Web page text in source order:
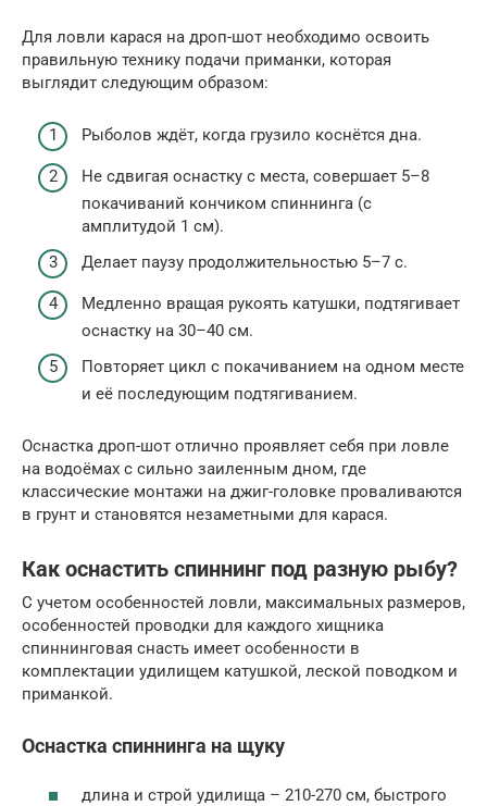
Для ловли карася на дроп-шот необходимо освоить
правильную технику подачи приманки, которая
выглядит следующим образом:
Рыболов ждёт, когда грузило коснётся дна.
Не сдвигая оснастку с места, совершает 5–8
покачиваний кончиком спиннинга (с
амплитудой 1 см).
Делает паузу продолжительностью 5–7 с.
Медленно вращая рукоять катушки, подтягивает
оснастку на 30–40 см.
Повторяет цикл с покачиванием на одном месте
и её последующим подтягиванием.
Оснастка дроп-шот отлично проявляет себя при ловле
на водоёмах с сильно заиленным дном, где
классические монтажи на джиг-головке проваливаются
в грунт и становятся незаметными для карася.
Как оснастить спиннинг под разную рыбу?
С учетом особенностей ловли, максимальных размеров,
особенностей проводки для каждого хищника
спиннинговая снасть имеет особенности в
комплектации удилищем катушкой, леской поводком и
приманкой.
Оснастка спиннинга на щуку
длина и строй удилища – 210-270 см, быстрого